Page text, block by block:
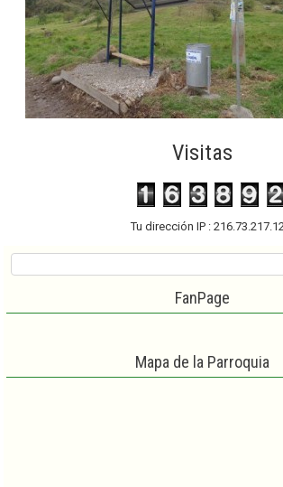
Visitas
Tu dirección IP :
FanPage
Mapa de la Parroquia